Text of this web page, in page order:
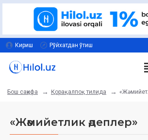
Кириш Рўйхатдан ўтиш
Бош саҳифа Қорақалпоқ тилида
«Жәмийетлик әдеплер»